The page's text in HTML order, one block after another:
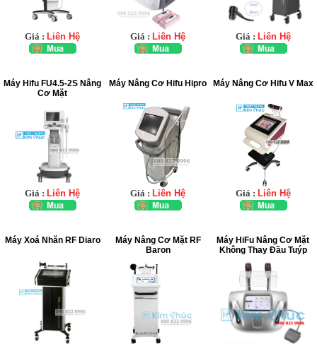
Giá : Liên Hệ Giá : Liên Hệ Giá : Liên Hệ
Máy Hifu FU4.5-2S Nâng
Cơ Mặt
Giá : Liên Hệ
Máy Nâng Cơ Hifu Hipro
Giá : Liên Hệ
Máy Nâng Cơ Hifu V Max
Giá : Liên Hệ
Máy Xoá Nhăn RF Diaro
Máy Nâng Cơ Mặt RF
Baron
Máy HiFu Nâng Cơ Mặt
Không Thay Đầu Tuýp